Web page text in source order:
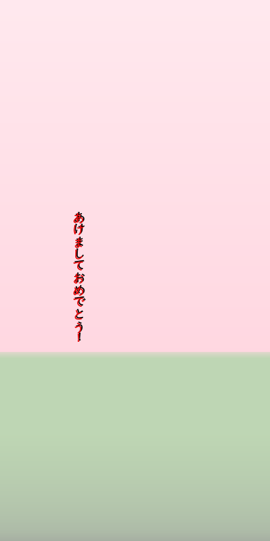
あけましておめでとう！